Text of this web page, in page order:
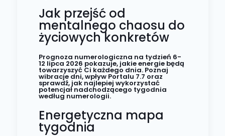
Jak przejść od
mentalnego chaosu do
życiowych konkretów
Prognoza numerologiczna na tydzień 6-
12 lipca 2026 pokazuje, jakie energie będą
towarzyszyć Ci każdego dnia. Poznaj
wibracje dni, wpływ Portalu 7.7 oraz
sprawdź, jak najlepiej wykorzystać
potencjał nadchodzącego tygodnia
według numerologii.
Energetyczna mapa
tygodnia